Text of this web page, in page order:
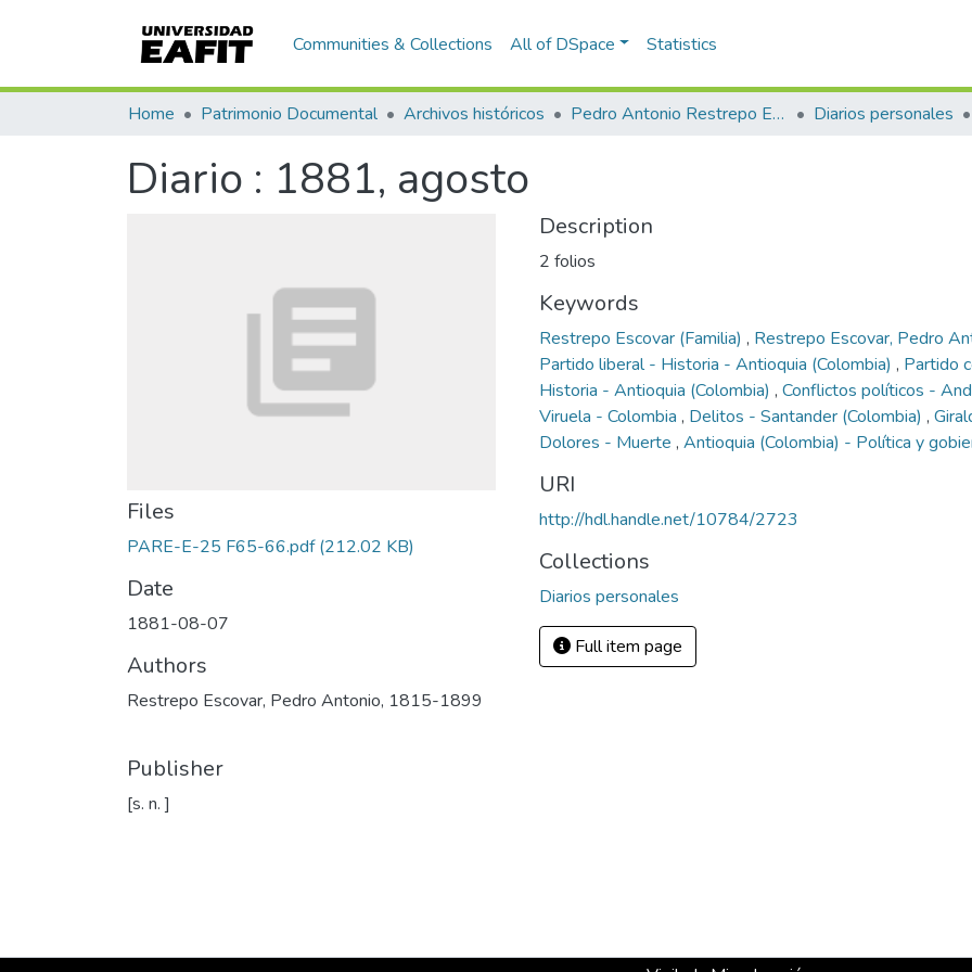
Communities & Collections All of DSpace Statistics
Home Patrimonio Documental Archivos históricos Pedro Antonio Restrepo Escovar Diarios personales
Diario : 1881, agosto
Files
PARE-E-25 F65-66.pdf(212.02 KB)
Date
1881-08-07
Authors
Restrepo Escovar, Pedro Antonio, 1815-1899
Publisher
[s. n. ]
Description
2 folios
Keywords
Restrepo Escovar (Familia) , Restrepo Escovar, Pedro
Partido liberal - Historia - Antioquia (Colombia) , Partido
Historia - Antioquia (Colombia) , Conflictos políticos -
Viruela - Colombia , Delitos - Santander (Colombia) ,
Dolores - Muerte , Antioquia (Colombia) - Política y
URI
http://hdl.handle.net/10784/2723
Collections
Diarios personales
Full item page